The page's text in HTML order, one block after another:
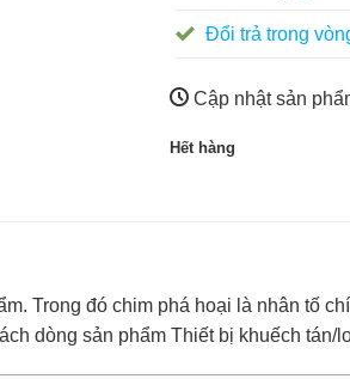
Đổi trả trong
Cập nhật sản
Hết hàng
Trong đó chim phá hoại là nhân tố
dòng sản phẩm Thiết bị khuếch